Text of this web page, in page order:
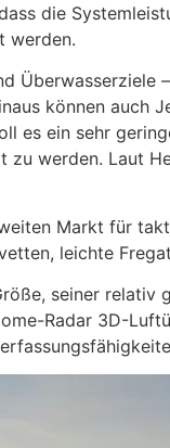
die
werden.
können auch
es ein sehr
zu werden. Laut
Markt für
leichte
seiner relativ
Radar 3D-